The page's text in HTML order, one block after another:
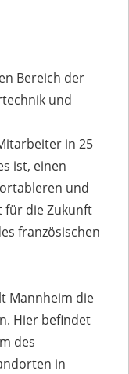
Bereich der
und
in 25
ist, einen
und
die Zukunft
französischen
Mannheim die
Hier befindet
des
in